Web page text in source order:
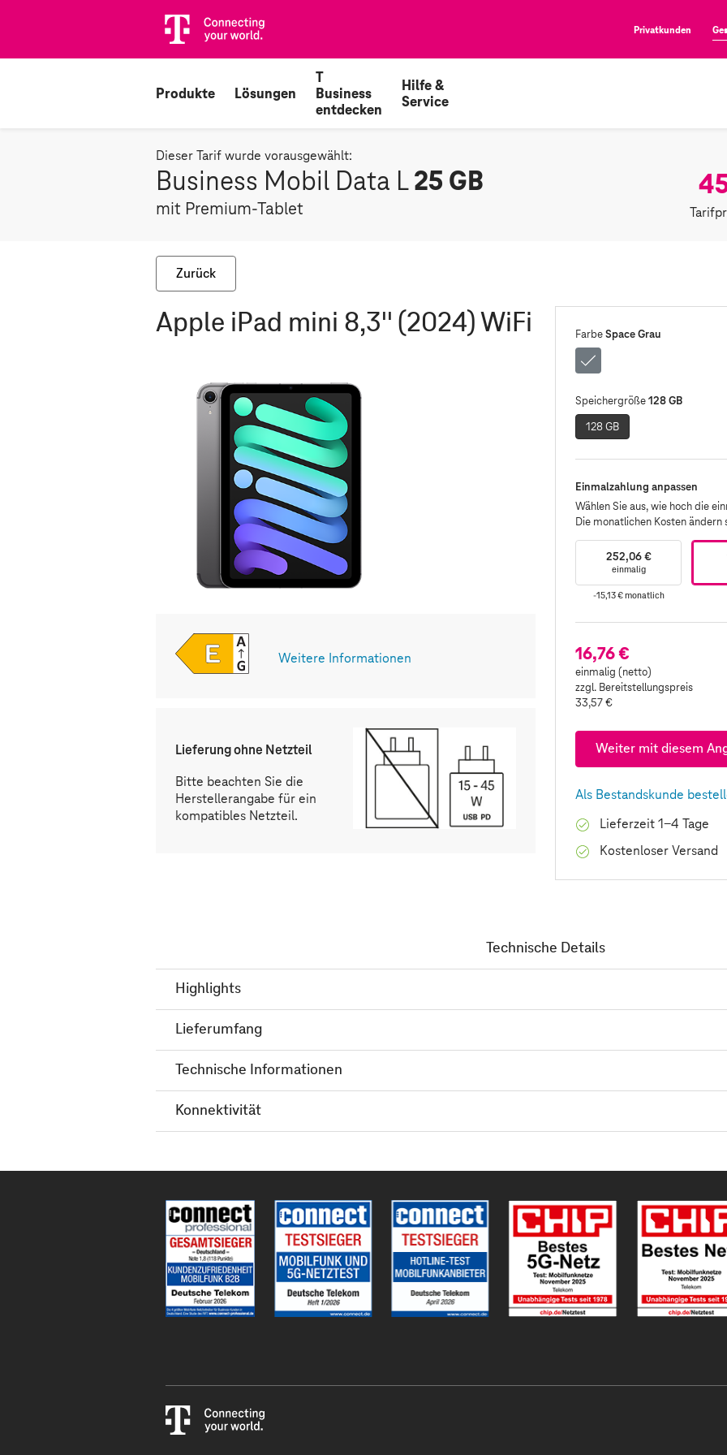
Privatkunden
Produkte Lösungen
T
Business
entdecken
Hilfe &
Service
Dieser Tarif wurde vorausgewählt:
Business Mobil Data L25 GB
mit Premium-Tablet
Zurück
Apple iPad mini 8,3'' (2024) WiFi
Weitere Informationen
Lieferung ohne Netzteil
Bitte beachten Sie die
Herstellerangabe für ein
kompatibles Netzteil.
Farbe Space Grau
Space
Grau
Speichergröße 128 GB
128 GB
Einmalzahlung anpassen
Wählen Sie aus, wie hoch die
Die monatlichen Kosten
252,06 €
einmalig
-15,13 €monatlich
16,76 €
einmalig (netto)
zzgl. Bereitstellungspreis
33,57 €
Weiter mit diesem
Als Bestandskunde
Lieferzeit 1-4 Tage
Kostenloser Versand
Technische Details
Highlights
Lieferumfang
Technische Informationen
Konnektivität